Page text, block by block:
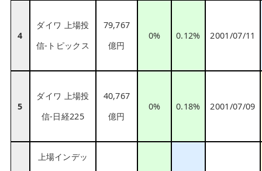
4
ダイワ 上場投
信-トピックス
79,767
億円
0% 0.12% 2001/07/11
5
ダイワ 上場投
信-日経225
40,767
億円
0% 0.18% 2001/07/09
上場インデッ